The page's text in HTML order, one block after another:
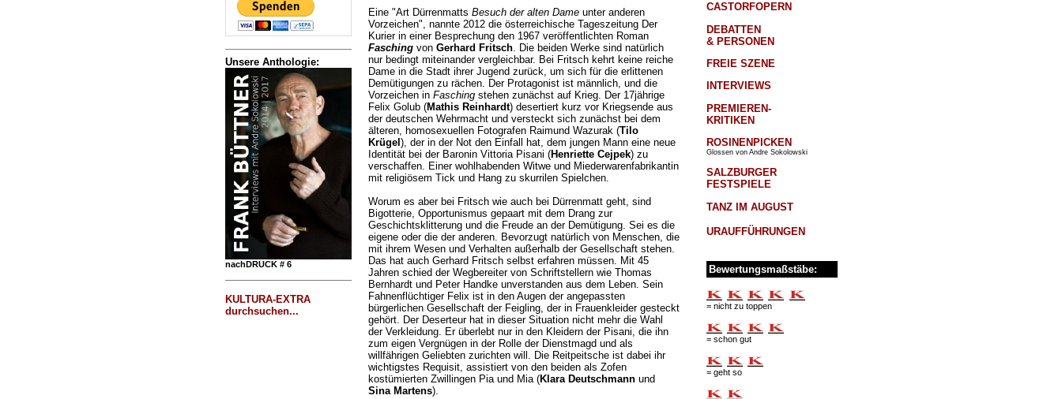
Unsere Anthologie:
nachDRUCK # 6
KULTURA-EXTRA
durchsuchen...
Eine "Art Dürrenmatts Besuch der alten Dameunter anderen
Vorzeichen", nannte 2012 die österreichische Tageszeitung Der
Kurier in einer Besprechung den 1967 veröffentlichten Roman
Faschingvon Gerhard Fritsch. Die beiden Werke sind natürlich
nur bedingt miteinander vergleichbar. Bei Fritsch kehrt keine reiche
Dame in die Stadt ihrer Jugend zurück, um sich für die erlittenen
Demütigungen zu rächen. Der Protagonist ist männlich, und die
Vorzeichen in Faschingstehen zunächst auf Krieg. Der 17jährige
Felix Golub (Mathis Reinhardt) desertiert kurz vor Kriegsende aus
der deutschen Wehrmacht und versteckt sich zunächst bei dem
älteren, homosexuellen Fotografen Raimund Wazurak (Tilo
Krügel ), der in der Not den Einfall hat, dem jungen Mann eine neue
Identität bei der Baronin Vittoria Pisani (Henriette Cejpek) zu
verschaffen. Einer wohlhabenden Witwe und Miederwarenfabrikantin
mit religiösem Tick und Hang zu skurrilen Spielchen.
Worum es aber bei Fritsch wie auch bei Dürrenmatt geht, sind
Bigotterie, Opportunismus gepaart mit dem Drang zur
Geschichtsklitterung und die Freude an der Demütigung. Sei es die
eigene oder die der anderen. Bevorzugt natürlich von Menschen, die
mit ihrem Wesen und Verhalten außerhalb der Gesellschaft stehen.
Das hat auch Gerhard Fritsch selbst erfahren müssen. Mit 45
Jahren schied der Wegbereiter von Schriftstellern wie Thomas
Bernhardt und Peter Handke unverstanden aus dem Leben. Sein
Fahnenflüchtiger Felix ist in den Augen der angepassten
bürgerlichen Gesellschaft der Feigling, der in Frauenkleider gesteckt
gehört. Der Deserteur hat in dieser Situation nicht mehr die Wahl
der Verkleidung. Er überlebt nur in den Kleidern der Pisani, die ihn
zum eigen Vergnügen in der Rolle der Dienstmagd und als
willfährigen Geliebten zurichten will. Die Reitpeitsche ist dabei ihr
wichtigstes Requisit, assistiert von den beiden als Zofen
kostümierten Zwillingen Pia und Mia (Klara Deutschmannund
Sina Martens).
CASTORFOPERN
DEBATTEN
& PERSONEN
FREIE SZENE
INTERVIEWS
PREMIEREN-
KRITIKEN
ROSINENPICKEN
Glossen von Andre Sokolowski
SALZBURGER
FESTSPIELE
TANZ IM AUGUST
URAUFFÜHRUNGEN
Bewertungsmaßstäbe:
= nicht zu toppen
= schon gut
= geht so